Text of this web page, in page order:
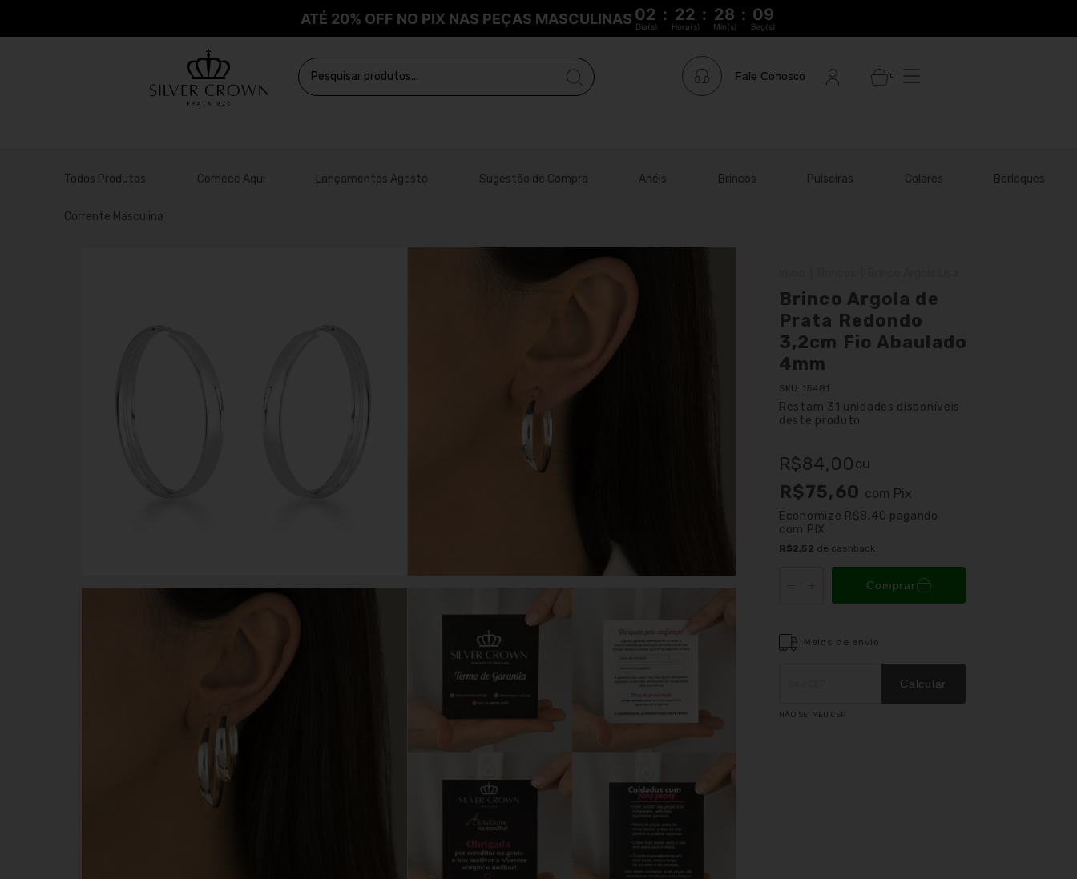
ATÉ 20% OFF NO PIX NAS PEÇAS MASCULINAS 02 : 22 : 28 : 08
Dia(s) Hora(s) Min(s) Seg(s)
Fale Conosco 0
Todos Produtos Comece Aqui Lançamentos Agosto Sugestão de Compra Anéis Brincos Pulseiras Colares Berloques
Corrente Masculina
Brinco Argola de
Prata Redondo
3,2cm Fio Abaulado
4mm
SKU: 15481
Restam 31 unidades disponíveis
deste produto
R$84,00 ou
R$75,60 com Pix
Economize R$8,40 pagando
com PIX
R$2,52 de cashback
Comprar
Meios de envio
ALTERAR CEP
Calcular
NÃO SEI MEU CEP